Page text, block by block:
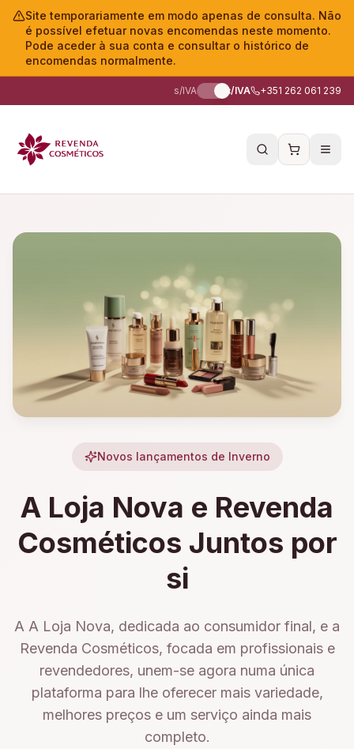
Site temporariamente em modo apenas de consulta. Não
é possível efetuar novas encomendas neste momento.
Pode aceder à sua conta e consultar o histórico de
encomendas normalmente.
s/IVA c/IVA +351 262 061 239
Novos lançamentos de Inverno
A Loja Nova e Revenda
Cosméticos Juntos por
si
A A Loja Nova, dedicada ao consumidor final, e a
Revenda Cosméticos, focada em profissionais e
revendedores, unem-se agora numa única
plataforma para lhe oferecer mais variedade,
melhores preços e um serviço ainda mais
completo.